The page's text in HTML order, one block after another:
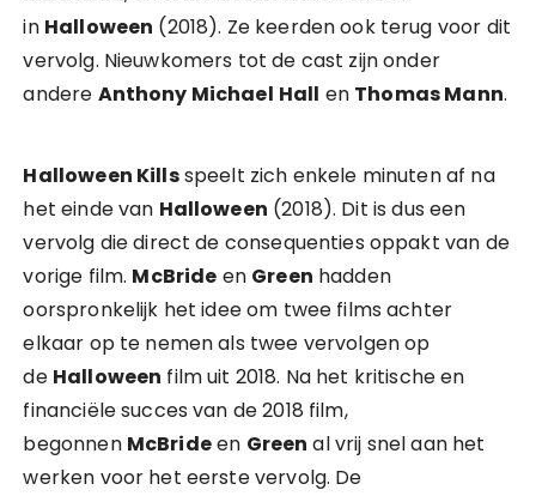
in Halloween (2018). Ze keerden ook terug voor dit
vervolg. Nieuwkomers tot de cast zijn onder
andere Anthony Michael Hall en Thomas Mann.
Halloween Killsspeelt zich enkele minuten af na
het einde van Halloween (2018). Dit is dus een
vervolg die direct de consequenties oppakt van de
vorige film. McBride en Green hadden
oorspronkelijk het idee om twee films achter
elkaar op te nemen als twee vervolgen op
de Halloween film uit 2018. Na het kritische en
financiële succes van de 2018 film,
begonnen McBrideen Green al vrij snel aan het
werken voor het eerste vervolg. De